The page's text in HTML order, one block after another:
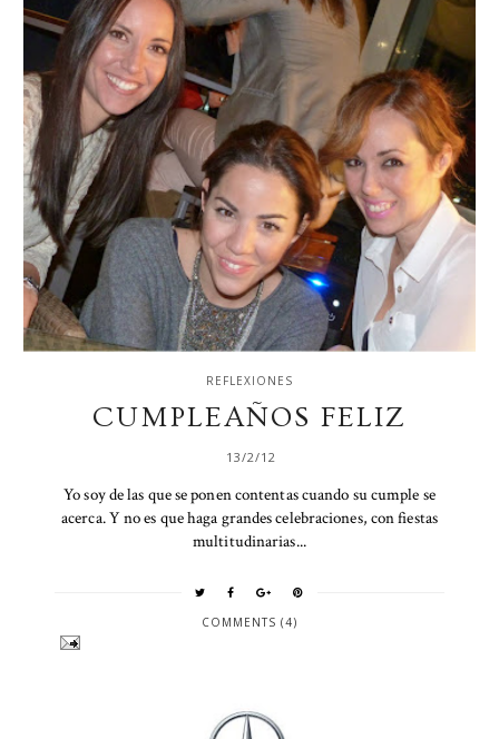
REFLEXIONES
CUMPLEAÑOS FELIZ
13/2/12
Yo soy de las que se ponen contentas cuando su cumple se
acerca. Y no es que haga grandes celebraciones, con fiestas
multitudinarias...
COMMENTS (4)